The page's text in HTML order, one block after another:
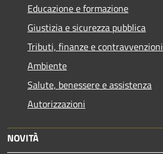
Educazione e formazione
Giustizia e sicurezza pubblica
Tributi, finanze e contravvenzioni
Ambiente
Salute, benessere e assistenza
Autorizzazioni
NOVITÀ